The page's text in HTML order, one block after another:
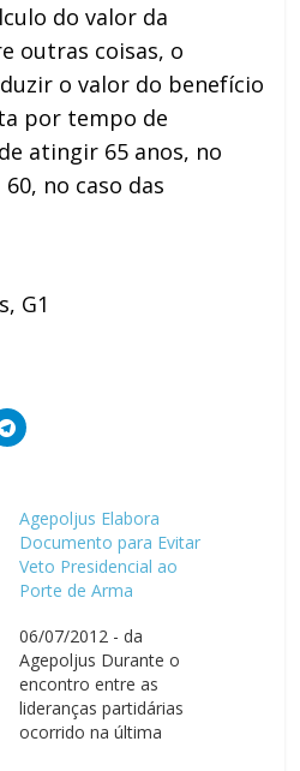
do valor da
outras coisas, o
o valor do benefício
por tempo de
atingir 65 anos, no
no caso das
G1
Agepoljus Elabora
Documento para Evitar
Veto Presidencial ao
Porte de Arma
06/07/2012 - da
Agepoljus Durante o
encontro entre as
lideranças partidárias
ocorrido na última